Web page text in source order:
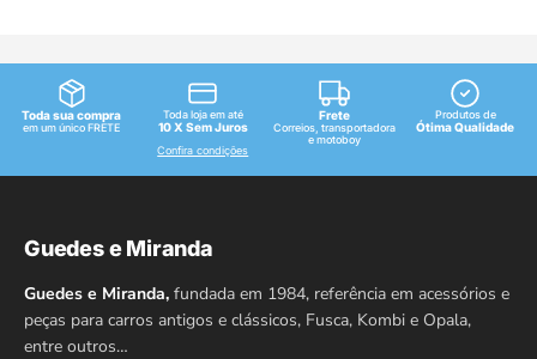
Toda sua compra
em um único FRETE
Toda loja em até
10 X Sem Juros
Confira condições
Frete
Correios, transportadora
e motoboy
Produtos de
Ótima Qualidade
Guedes e Miranda
Guedes e Miranda, fundada em 1984, referência em acessórios e
peças para carros antigos e clássicos, Fusca, Kombi e Opala,
entre outros…